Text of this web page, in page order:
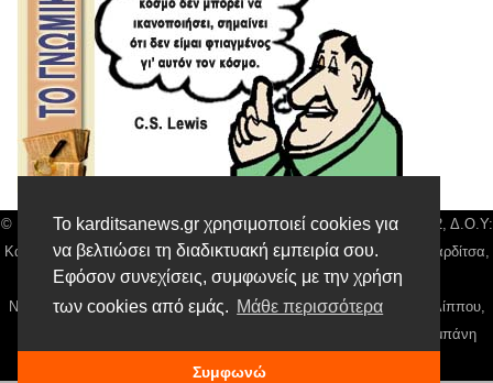
Το karditsanews.gr χρησιμοποιεί cookies για
να βελτιώσει τη διαδικτυακή εμπειρία σου.
Εφόσον συνεχίσεις, συμφωνείς με την χρήση
των cookies από εμάς. Μάθε περισσότερα
Συμφωνώ
© Karditsa News | Διακριτικός Τίτλος: Orion Media, ΑΦΜ: 043750542, Δ.Ο.Υ:
Καρδίτσας, Αρ. Γεμή: 018804431000, Δ/νση: Διάκου 10 τ.κ 43132 Καρδίτσα,
Τηλ: 24410 42500, email:news@karditsanews.gr.
Νόμιμος Εκπρόσωπος, Ιδιοκτήτης και Διαχειριστής: Παναγιώτης Φιλίππου,
Διευθύντρια: Γιαννουσά Βασιλική, Διευθύντιρα Σύνταξης: Μπαλαμπάνη
Βασιλική. Δικαιούχος domain name Παναγιώτης Φιλίππου